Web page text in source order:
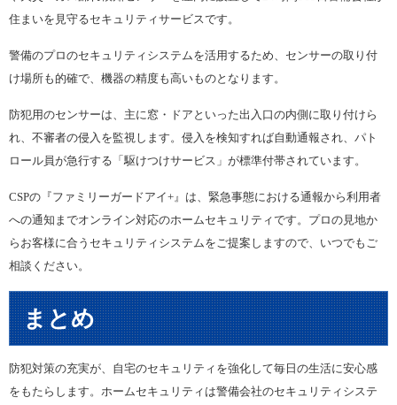
住まいを見守るセキュリティサービスです。
警備のプロのセキュリティシステムを活用するため、センサーの取り付
け場所も的確で、機器の精度も高いものとなります。
防犯用のセンサーは、主に窓・ドアといった出入口の内側に取り付けら
れ、不審者の侵入を監視します。侵入を検知すれば自動通報され、パト
ロール員が急行する「駆けつけサービス」が標準付帯されています。
CSPの『ファミリーガードアイ+』は、緊急事態における通報から利用者
への通知までオンライン対応のホームセキュリティです。プロの見地か
らお客様に合うセキュリティシステムをご提案しますので、いつでもご
相談ください。
まとめ
防犯対策の充実が、自宅のセキュリティを強化して毎日の生活に安心感
をもたらします。ホームセキュリティは警備会社のセキュリティシステ